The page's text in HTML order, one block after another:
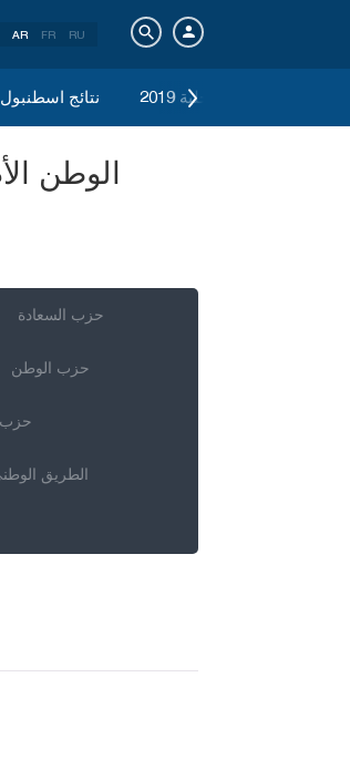
AR FR RU
نتائج اسطنبول الانتخابات المحلية 2019
حزب السعادة
حزب الوطن
حزب
الطريق